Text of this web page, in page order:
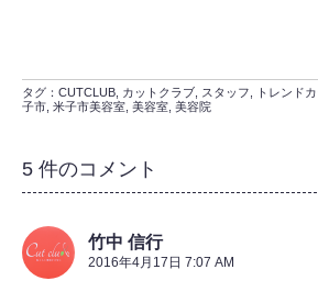
タグ： CUTCLUB カットクラブ スタッフ トレンド
子市 米子市美容室 美容室 美容院
5 件のコメント
竹中 信行
2016年4月17日 7:07 AM